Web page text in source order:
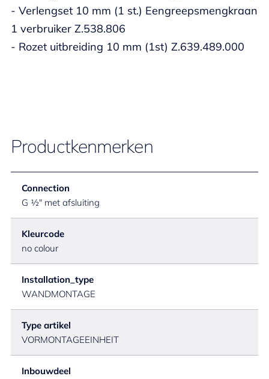
- Verlengset 10 mm (1 st.) Eengreepsmengkraan
1 verbruiker Z.538.806
- Rozet uitbreiding 10 mm (1st) Z.639.489.000
Productkenmerken
Connection
G ½" met afsluiting
Kleurcode
no colour
Installation_type
WANDMONTAGE
Type artikel
VORMONTAGEEINHEIT
Inbouwdeel